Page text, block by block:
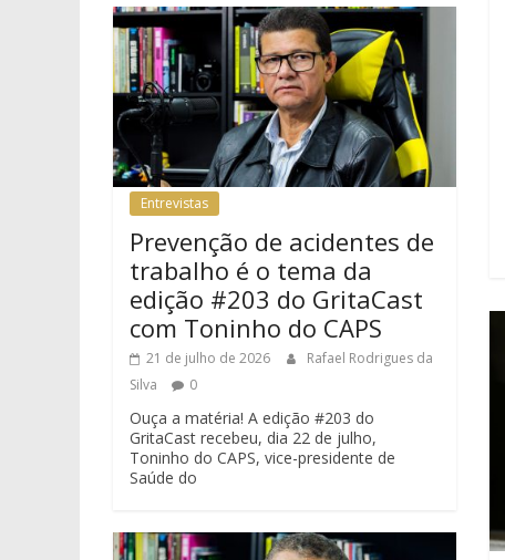
Entrevistas
Prevenção de acidentes de
trabalho é o tema da
edição #203 do GritaCast
com Toninho do CAPS
21 de julho de 2026
Rafael Rodrigues da
Silva
0
Ouça a matéria! A edição #203 do
GritaCast recebeu, dia 22 de julho,
Toninho do CAPS, vice-presidente de
Saúde do